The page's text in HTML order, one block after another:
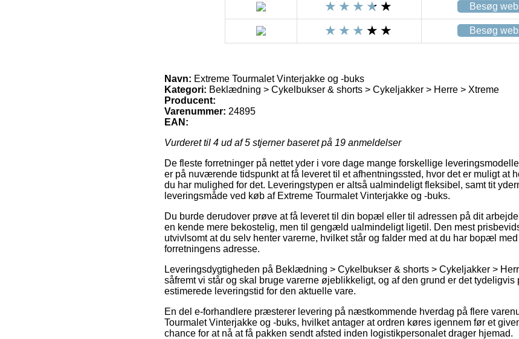
Besøg
Besøg
Navn: Extreme Tourmalet Vinterjakke og -buks
Kategori: Beklædning > Cykelbukser & shorts > Cykeljakker > Herre > Xtreme
Producent:
Varenummer: 24895
EAN:
Vurderet til 4 ud af 5 stjerner baseret på 19 anmeldelser
De fleste forretninger på nettet yder i vore dage mange forskellige
er på nuværende tidspunkt at få leveret til et afhentningssted, hvor det er muligt at
du har mulighed for det. Leveringstypen er altså ualmindeligt fleksibel, samt tit
leveringsmåde ved køb af Extreme Tourmalet Vinterjakke og -buks.
Du burde derudover prøve at få leveret til din bopæl eller til adressen på dit
en kende mere bekostelig, men til gengæld ualmindeligt ligetil. Den mest
utvivlsomt at du selv henter varerne, hvilket står og falder med at du har bopæl
forretningens adresse.
Leveringsdygtigheden på Beklædning > Cykelbukser & shorts > Cykeljakker >
såfremt vi står og skal bruge varerne øjeblikkeligt, og af den grund er det tydeligvis
estimerede leveringstid for den aktuelle vare.
En del e-forhandlere præsterer levering på næstkommende hverdag på flere
Tourmalet Vinterjakke og -buks, hvilket antager at ordren køres igennem før et
chance for at nå at få pakken sendt afsted inden logistikpersonalet drager hjemad.